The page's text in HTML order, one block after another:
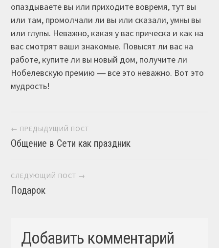
опаздываете вы или приходите вовремя, тут вы
или там, промолчали ли вы или сказали, умны вы
или глупы. Неважно, какая у вас прическа и как на
вас смотрят ваши знакомые. Повысят ли вас на
работе, купите ли вы новый дом, получите ли
Нобелевскую премию ― все это неважно. Вот это
мудрость!
Навигация постов
← ПРЕДЫДУЩИЙ ПОСТ
Общение в Сети как праздник
СЛЕДУЮЩИЙ ПОСТ →
Подарок
Добавить комментарий